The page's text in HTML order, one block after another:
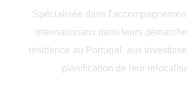
Spécialisée dans
internationaux dans leurs
résidence au Portugal, aux
planification de leur